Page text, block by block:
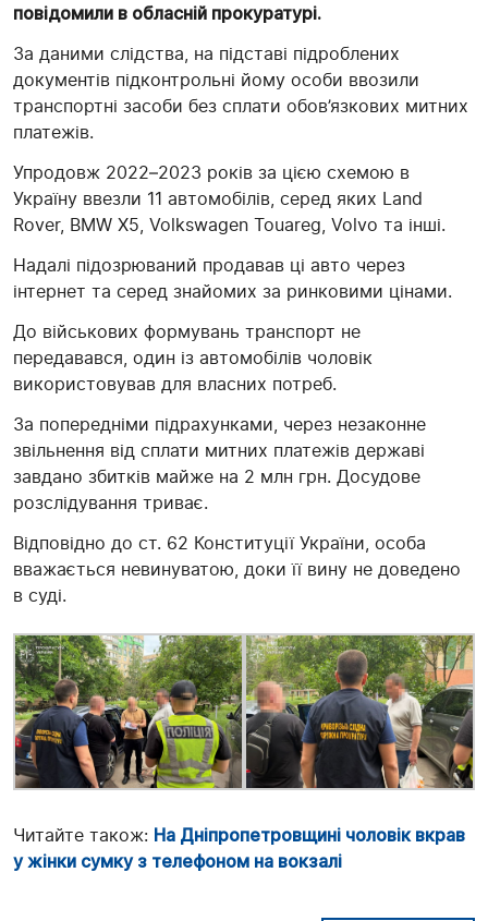
повідомили в обласній прокуратурі.
За даними слідства, на підставі підроблених
документів підконтрольні йому особи ввозили
транспортні засоби без сплати обов’язкових митних
платежів.
Упродовж 2022–2023 років за цією схемою в
Україну ввезли 11 автомобілів, серед яких Land
Rover, BMW X5, Volkswagen Touareg, Volvo та інші.
Надалі підозрюваний продавав ці авто через
інтернет та серед знайомих за ринковими цінами.
До військових формувань транспорт не
передавався, один із автомобілів чоловік
використовував для власних потреб.
За попередніми підрахунками, через незаконне
звільнення від сплати митних платежів державі
завдано збитків майже на 2 млн грн. Досудове
розслідування триває.
Відповідно до ст. 62 Конституції України, особа
вважається невинуватою, доки її вину не доведено
в суді.
Читайте також: На Дніпропетровщині чоловік вкрав
у жінки сумку з телефоном на вокзалі